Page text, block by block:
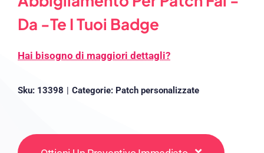
Da -te I Tuoi Badge
Hai bisogno di maggiori dettagli?
Sku: 13398 | Categorie: Patch personalizzate